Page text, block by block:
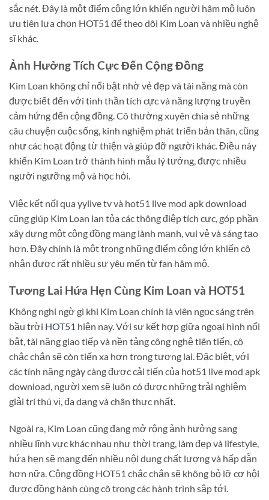
sắc nét. Đây là một điểm cộng lớn khiến người hâm mộ luôn
ưu tiên lựa chọn HOT51 để theo dõi Kim Loan và nhiều nghệ
sĩ khác.
Ảnh Hưởng Tích Cực Đến Cộng Đồng
Kim Loan không chỉ nổi bật nhờ vẻ đẹp và tài năng mà còn
được biết đến với tinh thần tích cực và năng lượng truyền
cảm hứng đến cộng đồng. Cô thường xuyên chia sẻ những
câu chuyện cuộc sống, kinh nghiệm phát triển bản thân, cũng
như các hoạt động từ thiện và giúp đỡ người khác. Điều này
khiến Kim Loan trở thành hình mẫu lý tưởng, được nhiều
người ngưỡng mộ và học hỏi.
Việc kết nối qua yylive tv và hot51 live mod apk download
cũng giúp Kim Loan lan tỏa các thông điệp tích cực, góp phần
xây dựng một cộng đồng mạng lành mạnh, vui vẻ và sáng tạo
hơn. Đây chính là một trong những điểm cộng lớn khiến cô
nhận được rất nhiều sự yêu mến từ fan hâm mộ.
Tương Lai Hứa Hẹn Cùng Kim Loan và HOT51
Không nghi ngờ gì khi Kim Loan chính là viên ngọc sáng trên
bầu trời HOT51 hiện nay. Với sự kết hợp giữa ngoại hình nổi
bật, tài năng giao tiếp và nền tảng công nghệ tiên tiến, cô
chắc chắn sẽ còn tiến xa hơn trong tương lai. Đặc biệt, với
các tính năng ngày càng được cải tiến của hot51 live mod apk
download, người xem sẽ luôn có được những trải nghiệm
giải trí thú vị, đa dạng và chân thực nhất.
Ngoài ra, Kim Loan cũng đang mở rộng ảnh hưởng sang
nhiều lĩnh vực khác nhau như thời trang, làm đẹp và lifestyle,
hứa hẹn sẽ mang đến nhiều nội dung chất lượng và hấp dẫn
hơn nữa. Cộng đồng HOT51 chắc chắn sẽ không bỏ lỡ cơ hội
được đồng hành cùng cô trong các hành trình sắp tới.